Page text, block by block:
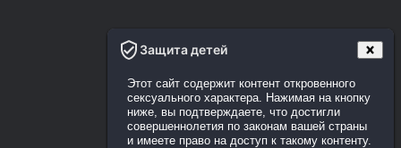
Защита детей
Этот сайт содержит контент откровенного
сексуального характера. Нажимая на кнопку
ниже, вы подтверждаете, что достигли
совершеннолетия по законам вашей страны
и имеете право на доступ к такому контенту.